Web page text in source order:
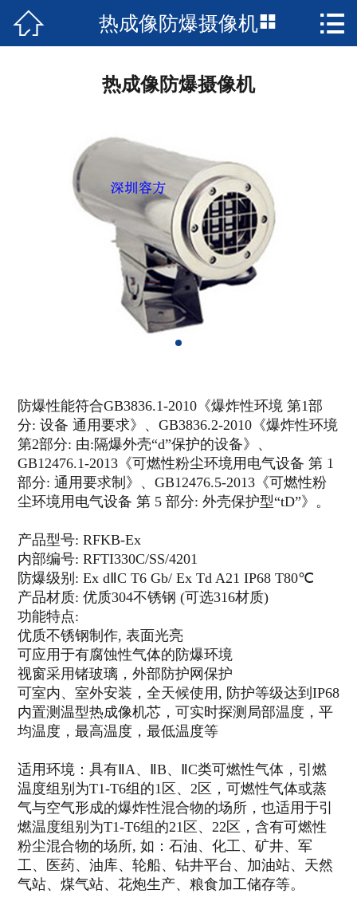
 首页
成功案例
资质荣誉
服务支持
 热成像防爆摄像机 
热成像防爆摄像机
防爆性能符合GB3836.1-2010《爆炸性环境 第1部
分: 设备 通用要求》、GB3836.2-2010《爆炸性环境
第2部分: 由:隔爆外壳“d”保护的设备》、
GB12476.1-2013《可燃性粉尘环境用电气设备 第 1
部分: 通用要求制》、GB12476.5-2013《可燃性粉
尘环境用电气设备 第 5 部分: 外壳保护型“tD”》。
产品型号: RFKB-Ex
内部编号: RFTI330C/SS/4201
防爆级别: Ex dⅡC T6 Gb/ Ex Td A21 IP68 T80℃
产品材质: 优质304不锈钢 (可选316材质)
功能特点:
优质不锈钢制作, 表面光亮
可应用于有腐蚀性气体的防爆环境
视窗采用锗玻璃，外部防护网保护
可室内、室外安装，全天候使用, 防护等级达到IP68
内置测温型热成像机芯，可实时探测局部温度，平
均温度，最高温度，最低温度等
适用环境：具有ⅡA、ⅡB、ⅡC类可燃性气体，引燃
温度组别为T1-T6组的1区、2区，可燃性气体或蒸
气与空气形成的爆炸性混合物的场所，也适用于引
燃温度组别为T1-T6组的21区、22区，含有可燃性
粉尘混合物的场所, 如：石油、化工、矿井、军
工、医药、油库、轮船、钻井平台、加油站、天然
气站、煤气站、花炮生产、粮食加工储存等。